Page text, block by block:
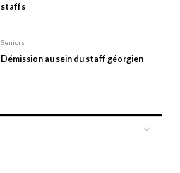
staffs
Seniors
Démission au sein du staff géorgien